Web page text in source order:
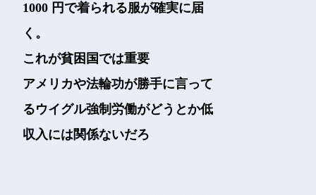
1000 円で着られる服が確実に届
く。
これが貧困国では重要
アメリカや法輪功が勝手に言って
るウイグル強制労働がどうとか低
収入には関係ないだろ